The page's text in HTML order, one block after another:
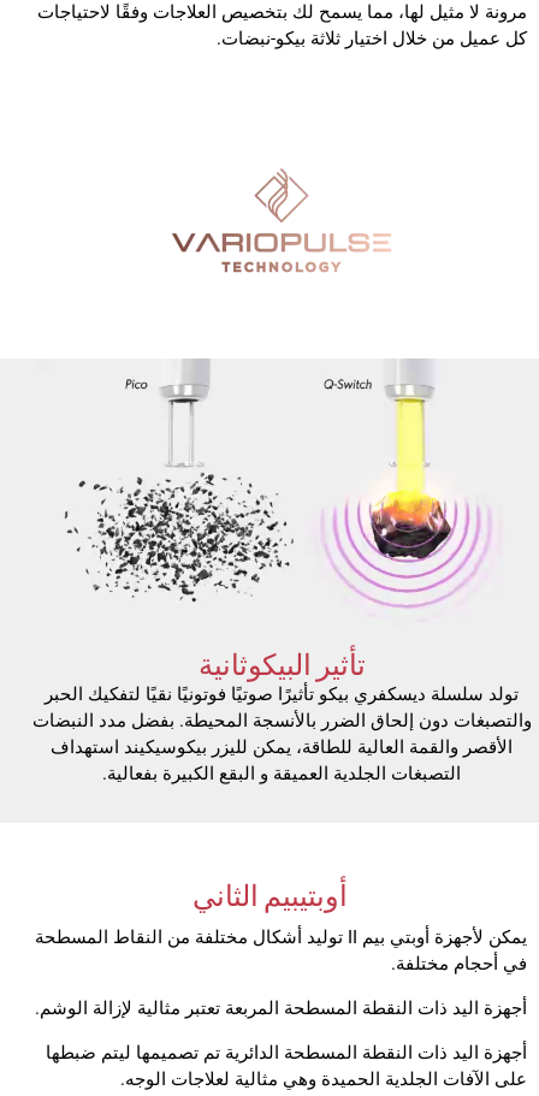
مرونة لا مثيل لها، مما يسمح لك بتخصيص العلاجات وفقًا لاحتياجات
كل عميل من خلال اختيار ثلاثة بيكو-نبضات.
تأثير البيكوثانية
تولد سلسلة ديسكفري بيكو تأثيرًا صوتيًا فوتونيًا نقيًا لتفكيك الحبر
والتصبغات دون إلحاق الضرر بالأنسجة المحيطة. بفضل مدد النبضات
الأقصر والقمة العالية للطاقة، يمكن لليزر بيكوسيكيند استهداف
التصبغات الجلدية العميقة و البقع الكبيرة بفعالية.
أوبتيبيم الثاني
يمكن لأجهزة أوبتي بيم II توليد أشكال مختلفة من النقاط المسطحة
في أحجام مختلفة.
أجهزة اليد ذات النقطة المسطحة المربعة تعتبر مثالية لإزالة الوشم.
أجهزة اليد ذات النقطة المسطحة الدائرية تم تصميمها ليتم ضبطها
على الآفات الجلدية الحميدة وهي مثالية لعلاجات الوجه.